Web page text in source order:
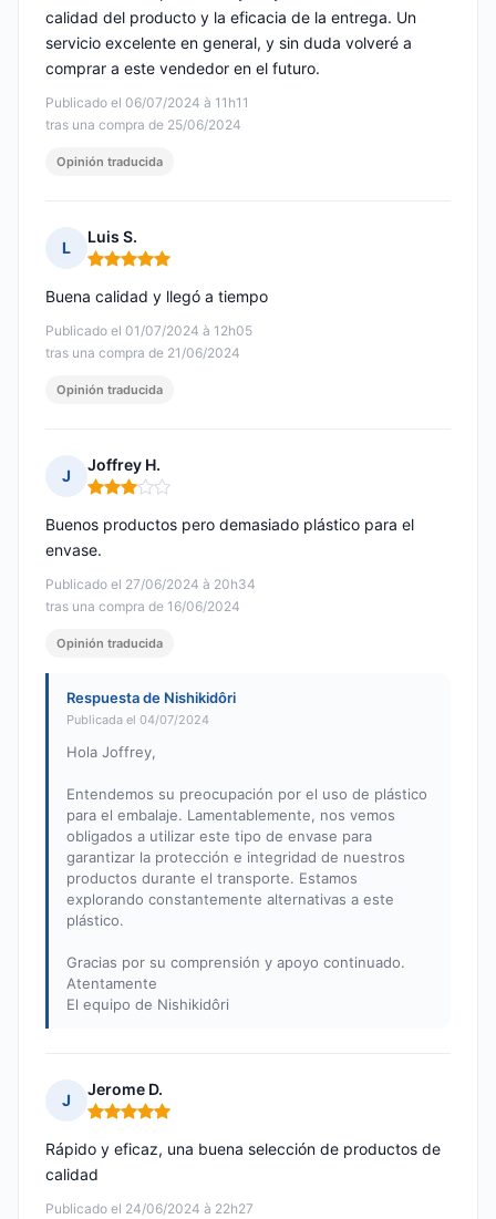
Publicado el 06/07/2024 à 11h11
tras una compra de 25/06/2024
calidad del producto y la eficacia de la entrega. Un
servicio excelente en general, y sin duda volveré a
comprar a este vendedor en el futuro.
Opinión traducida
L
Luis S.
Nota: 5 de 5
Publicado el 01/07/2024 à 12h05
tras una compra de 21/06/2024
Buena calidad y llegó a tiempo
Opinión traducida
J
Joffrey H.
Nota: 3 de 5
Publicado el 27/06/2024 à 20h34
tras una compra de 16/06/2024
Buenos productos pero demasiado plástico para el
envase.
Opinión traducida
Respuesta de Nishikidôri
Publicada el 04/07/2024
Hola Joffrey,
Entendemos su preocupación por el uso de plástico
para el embalaje. Lamentablemente, nos vemos
obligados a utilizar este tipo de envase para
garantizar la protección e integridad de nuestros
productos durante el transporte. Estamos
explorando constantemente alternativas a este
plástico.
Gracias por su comprensión y apoyo continuado.
Atentamente
El equipo de Nishikidôri
J
Jerome D.
Nota: 5 de 5
Publicado el 24/06/2024 à 22h27
Rápido y eficaz, una buena selección de productos de
calidad